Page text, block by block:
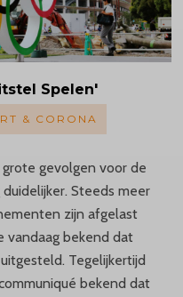
Spelen'
gevolgen voor de
Steeds meer
zijn afgelast
vandaag bekend dat
Tegelijkertijd
bekend dat
& CORONA